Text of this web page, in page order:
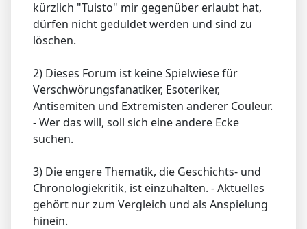
kürzlich "Tuisto" mir gegenüber erlaubt hat,
dürfen nicht geduldet werden und sind zu
löschen.
2) Dieses Forum ist keine Spielwiese für
Verschwörungsfanatiker, Esoteriker,
Antisemiten und Extremisten anderer Couleur.
- Wer das will, soll sich eine andere Ecke
suchen.
3) Die engere Thematik, die Geschichts- und
Chronologiekritik, ist einzuhalten. - Aktuelles
gehört nur zum Vergleich und als Anspielung
hinein.